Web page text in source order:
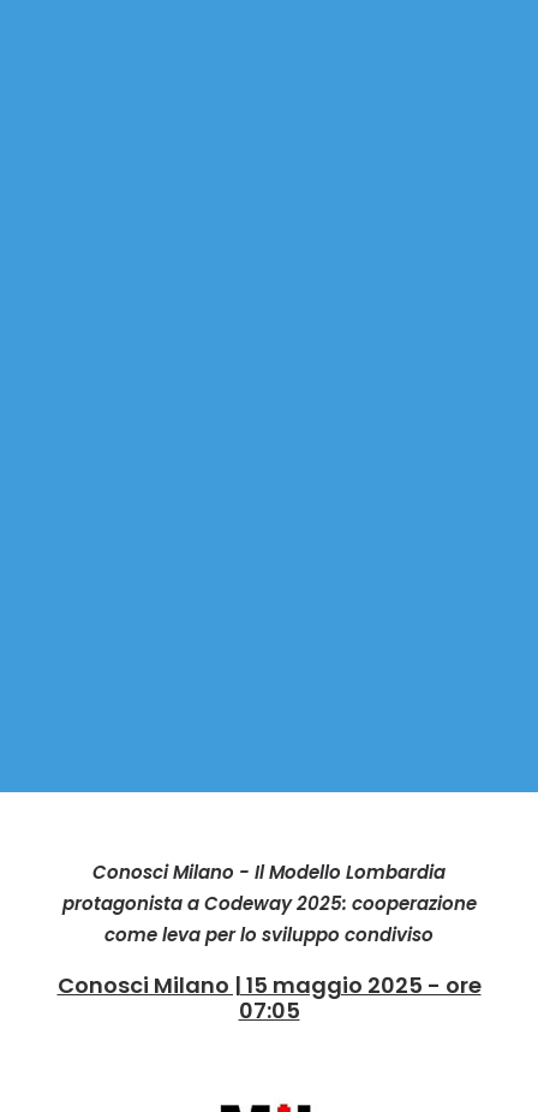
Conosci Milano - Il Modello Lombardia
protagonista a Codeway 2025: cooperazione
come leva per lo sviluppo condiviso
Conosci Milano | 15 maggio 2025 - ore
07:05